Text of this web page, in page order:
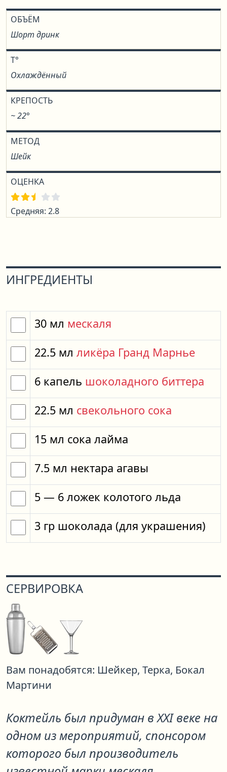
ОБЪЁМ
Шорт дринк
T°
Охлаждённый
КРЕПОСТЬ
~ 22°
МЕТОД
Шейк
ОЦЕНКА
Средняя: 2.8
ИНГРЕДИЕНТЫ
30 мл мескаля
22.5 мл ликёра Гранд Марнье
6 капель шоколадного биттера
22.5 мл свекольного сока
15 мл сока лайма
7.5 мл нектара агавы
5 — 6 ложек колотого льда
3 гр шоколада (для украшения)
СЕРВИРОВКА
Вам понадобятся: Шейкер, Терка, Бокал
Мартини
Коктейль был придуман в XXI веке на
одном из мероприятий, спонсором
которого был производитель